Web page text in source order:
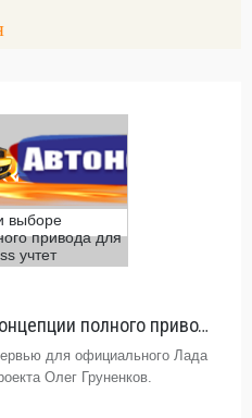
АВТОВАЗ при выборе концепции полного привода для LADA XRAY Cross учтет
для официального Лада
Олег Груненков.